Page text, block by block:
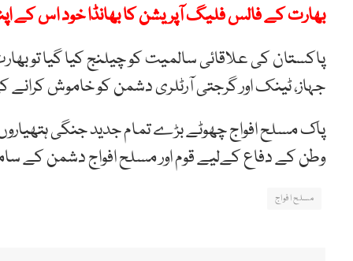
بھارت کے فالس فلیگ آپریشن کا بھانڈا خود اس کے
پاکستان کی علاقائی سالمیت کو چیلنج کیا گیا تو
جہاز، ٹینک اور گرجتی آرٹلری دشمن کو خاموش
پاک مسلح افواج چھوٹے بڑے تمام جدید جنگی
وطن کے دفاع کےلیے قوم اور مسلح افواج دشمن کے
مسلح افواج